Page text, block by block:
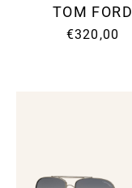
TOM FORD
€320,00